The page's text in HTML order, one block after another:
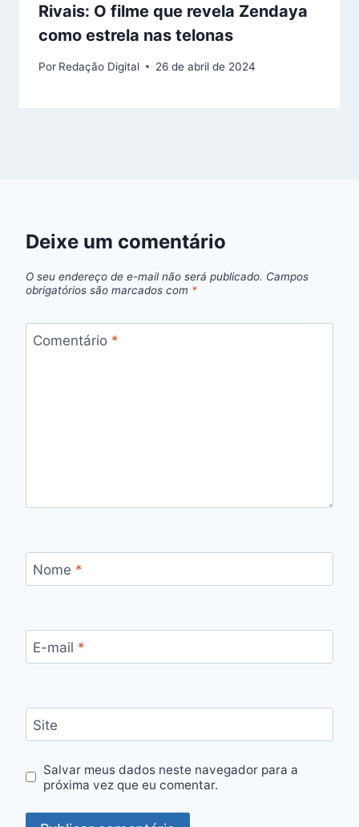
Rivais: O filme que revela Zendaya
como estrela nas telonas
Por Redação Digital 26 de abril de 2024
Deixe um comentário
O seu endereço de e-mail não será publicado. Campos
obrigatórios são marcados com *
Comentário *
Nome *
E-mail *
Site
Salvar meus dados neste navegador para a
próxima vez que eu comentar.